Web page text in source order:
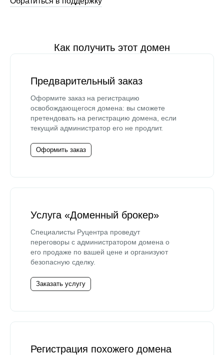
Как получить этот домен
Предварительный заказ
Оформите заказ на регистрацию
освобождающегося домена: вы сможете
претендовать на регистрацию домена, если
текущий администратор его не продлит.
Оформить заказ
Услуга «Доменный брокер»
Специалисты Руцентра проведут
переговоры с администратором домена о
его продаже по вашей цене и организуют
безопасную сделку.
Заказать услугу
Регистрация похожего домена